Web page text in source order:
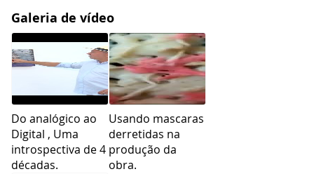
Galeria de vídeo
Do analógico ao
Digital , Uma
introspectiva de 4
décadas.
Usando mascaras
derretidas na
produção da
obra.